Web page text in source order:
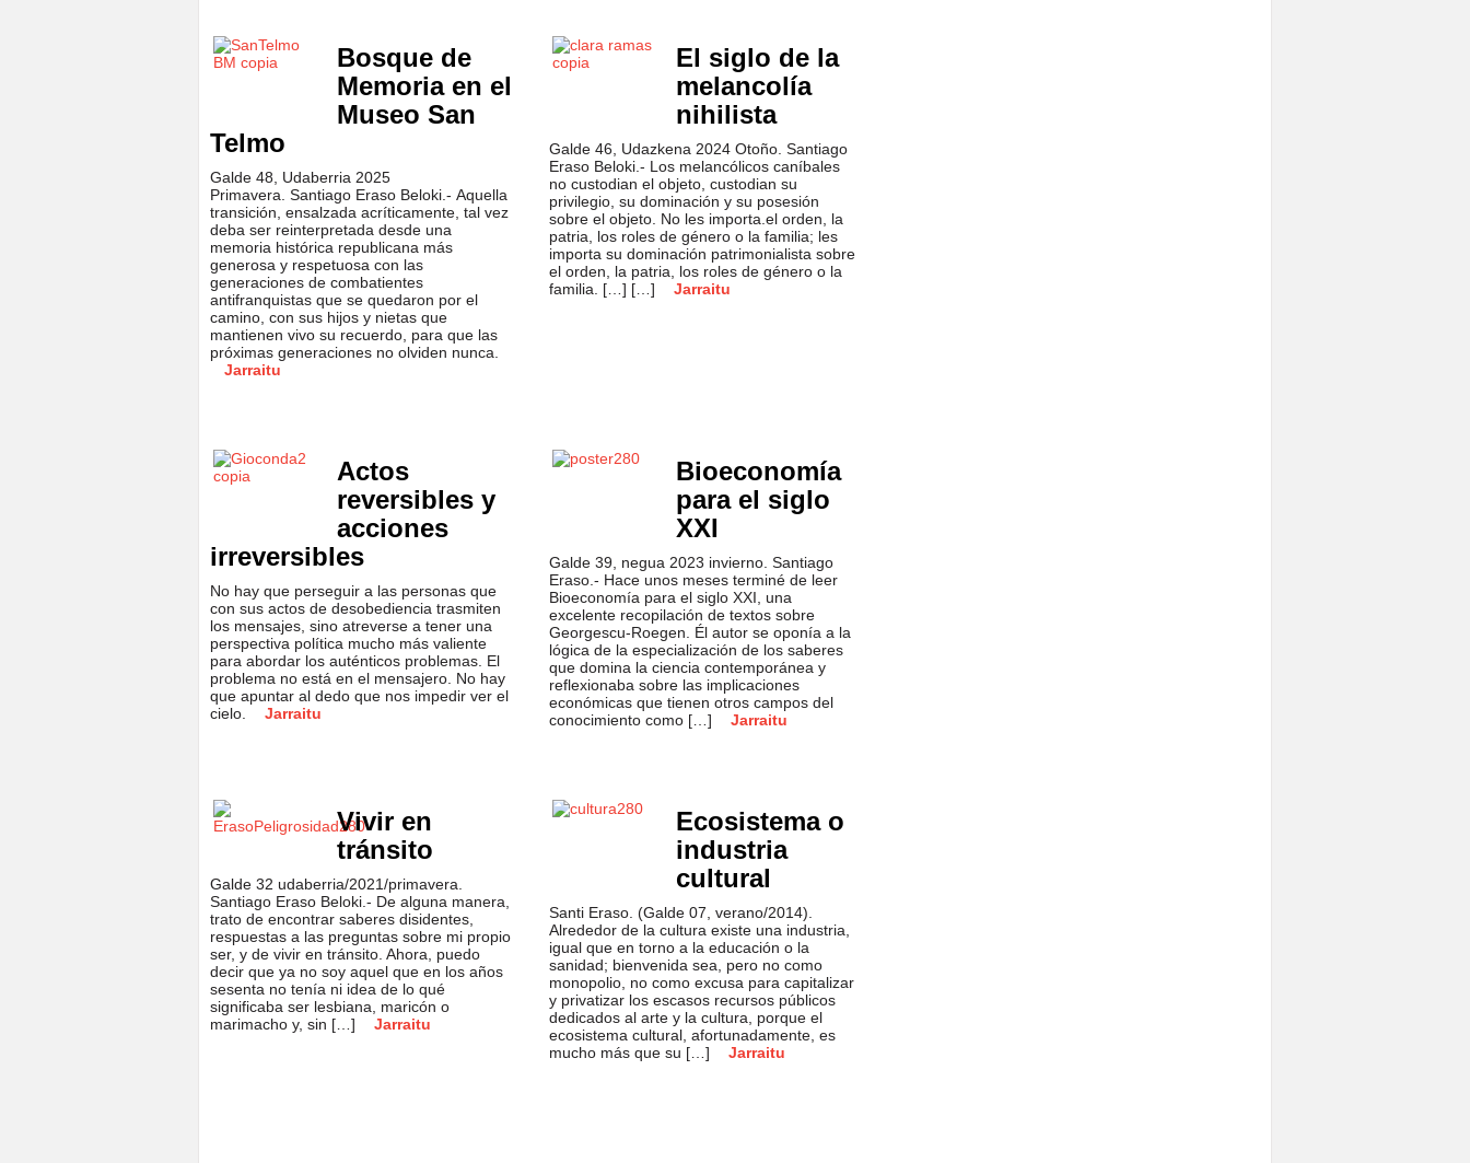
Bosque de
Memoria en el
Museo San
Telmo
Galde 48, Udaberria 2025
Primavera. Santiago Eraso Beloki.- Aquella
transición, ensalzada acríticamente, tal vez
deba ser reinterpretada desde una
memoria histórica republicana más
generosa y respetuosa con las
generaciones de combatientes
antifranquistas que se quedaron por el
camino, con sus hijos y nietas que
mantienen vivo su recuerdo, para que las
próximas generaciones no olviden nunca.
Jarraitu
El siglo de la
melancolía
nihilista
Galde 46, Udazkena 2024 Otoño. Santiago
Eraso Beloki.- Los melancólicos caníbales
no custodian el objeto, custodian su
privilegio, su dominación y su posesión
sobre el objeto. No les importa.el orden, la
patria, los roles de género o la familia; les
importa su dominación patrimonialista sobre
el orden, la patria, los roles de género o la
familia. […] […]
Jarraitu
Actos
reversibles y
acciones
irreversibles
No hay que perseguir a las personas que
con sus actos de desobediencia trasmiten
los mensajes, sino atreverse a tener una
perspectiva política mucho más valiente
para abordar los auténticos problemas. El
problema no está en el mensajero. No hay
que apuntar al dedo que nos impedir ver el
cielo.
Jarraitu
Bioeconomía
para el siglo
XXI
Galde 39, negua 2023 invierno. Santiago
Eraso.- Hace unos meses terminé de leer
Bioeconomía para el siglo XXI, una
excelente recopilación de textos sobre
Georgescu-Roegen. Él autor se oponía a la
lógica de la especialización de los saberes
que domina la ciencia contemporánea y
reflexionaba sobre las implicaciones
económicas que tienen otros campos del
conocimiento como […]
Jarraitu
Vivir en
tránsito
Galde 32 udaberria/2021/primavera.
Santiago Eraso Beloki.- De alguna manera,
trato de encontrar saberes disidentes,
respuestas a las preguntas sobre mi propio
ser, y de vivir en tránsito. Ahora, puedo
decir que ya no soy aquel que en los años
sesenta no tenía ni idea de lo qué
significaba ser lesbiana, maricón o
marimacho y, sin […]
Jarraitu
Ecosistema o
industria
cultural
Santi Eraso. (Galde 07, verano/2014).
Alrededor de la cultura existe una industria,
igual que en torno a la educación o la
sanidad; bienvenida sea, pero no como
monopolio, no como excusa para capitalizar
y privatizar los escasos recursos públicos
dedicados al arte y la cultura, porque el
ecosistema cultural, afortunadamente, es
mucho más que su […]
Jarraitu